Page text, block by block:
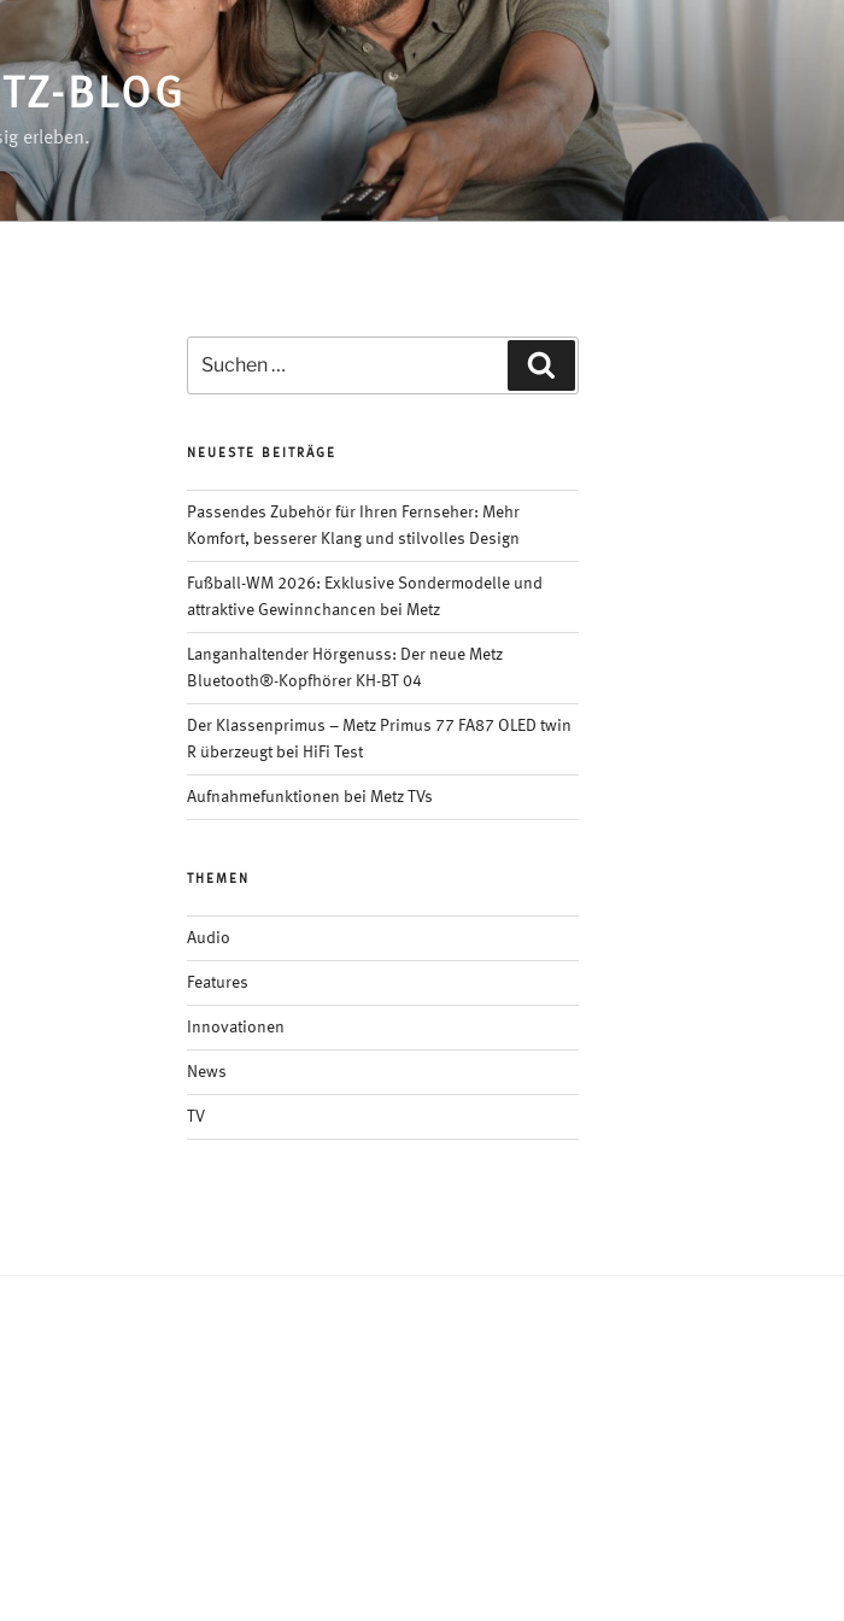
BLOG
erleben.
nach:
NEUESTE BEITRÄGE
Passendes Zubehör für Ihren Fernseher: Mehr
Komfort, besserer Klang und stilvolles Design
Fußball-WM 2026: Exklusive Sondermodelle und
attraktive Gewinnchancen bei Metz
Langanhaltender Hörgenuss: Der neue Metz
Bluetooth®-Kopfhörer KH-BT 04
Der Klassenprimus – Metz Primus 77 FA87 OLED twin
R überzeugt bei HiFi Test
Aufnahmefunktionen bei Metz TVs
THEMEN
Audio
Features
Innovationen
News
TV